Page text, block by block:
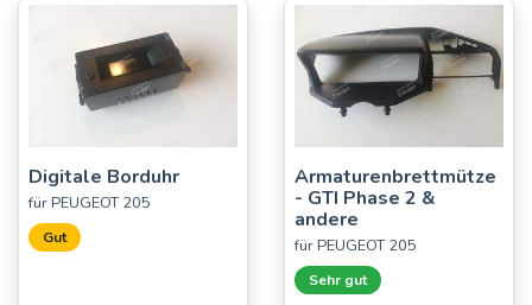
Digitale Borduhr
für PEUGEOT 205
Gut
Armaturenbrettmütze
- GTI Phase 2 &
andere
für PEUGEOT 205
Sehr gut